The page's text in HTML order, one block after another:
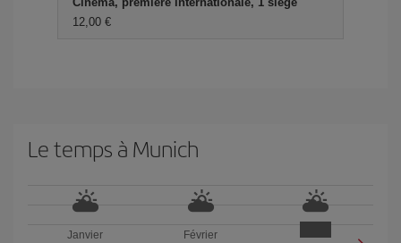
12,00 €
Le temps à Munich
Janvier
Février